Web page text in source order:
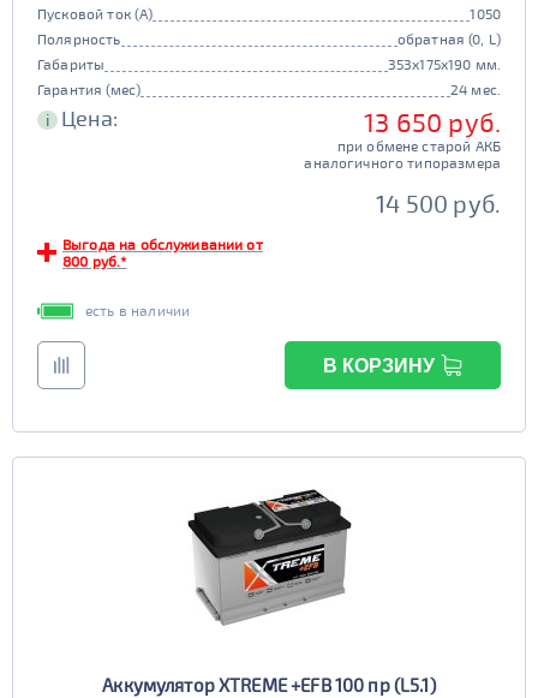
Пусковой ток (А)
1050
Полярность
обратная (0, L)
Габариты
353x175x190 мм.
Гарантия (мес)
24 мес.
i Цена: 13 650 руб.
при обмене старой АКБ
аналогичного типоразмера
14 500 руб.
Выгода на обслуживании от
800 руб.*
есть в наличии
В КОРЗИНУ
Аккумулятор XTREME +EFB 100 пр (L5.1)